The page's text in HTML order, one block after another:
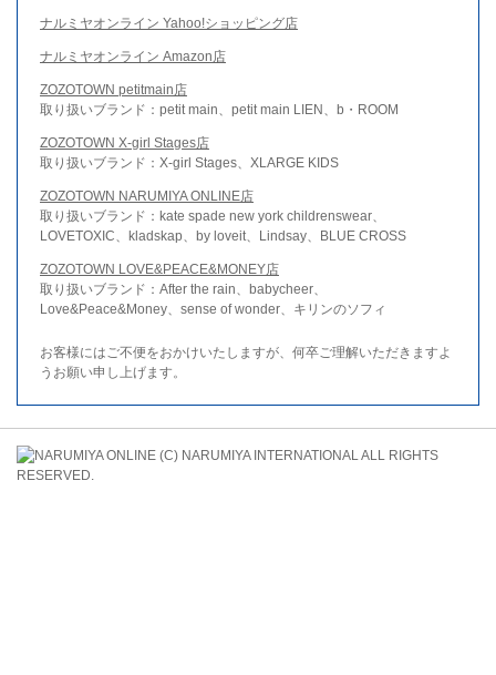
ナルミヤオンライン Yahoo!ショッピング店
ナルミヤオンライン Amazon店
ZOZOTOWN petitmain店
取り扱いブランド：petit main、petit main LIEN、b・ROOM
ZOZOTOWN X-girl Stages店
取り扱いブランド：X-girl Stages、XLARGE KIDS
ZOZOTOWN NARUMIYA ONLINE店
取り扱いブランド：kate spade new york childrenswear、
LOVETOXIC、kladskap、by loveit、Lindsay、BLUE CROSS
ZOZOTOWN LOVE&PEACE&MONEY店
取り扱いブランド：After the rain、babycheer、
Love&Peace&Money、sense of wonder、キリンのソフィ
お客様にはご不便をおかけいたしますが、何卒ご理解いただきますよ
うお願い申し上げます。